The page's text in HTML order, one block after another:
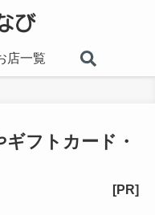
店一覧
フトカード・